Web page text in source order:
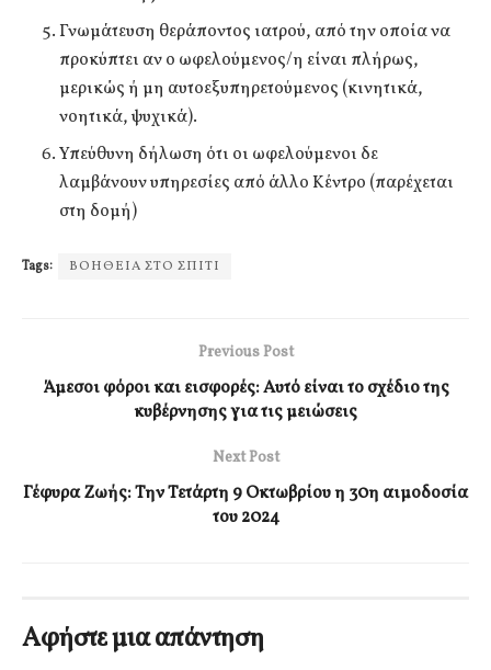
Γνωμάτευση θεράποντος ιατρού, από την οποία να
προκύπτει αν ο ωφελούμενος/η είναι πλήρως,
μερικώς ή μη αυτοεξυπηρετούμενος (κινητικά,
νοητικά, ψυχικά).
Υπεύθυνη δήλωση ότι οι ωφελούμενοι δε
λαμβάνουν υπηρεσίες από άλλο Κέντρο (παρέχεται
στη δομή)
Tags: ΒΟΗΘΕΙΑ ΣΤΟ ΣΠΙΤΙ
Previous Post
Άμεσοι φόροι και εισφορές: Αυτό είναι το σχέδιο της
κυβέρνησης για τις μειώσεις
Next Post
Γέφυρα Ζωής: Την Τετάρτη 9 Οκτωβρίου η 30η αιμοδοσία
του 2024
Αφήστε μια απάντηση